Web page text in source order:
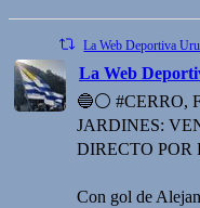
La Web Deportiva
La Web
🔵⚪️ #CERRO,
JARDINES:
DIRECTO
Con gol de